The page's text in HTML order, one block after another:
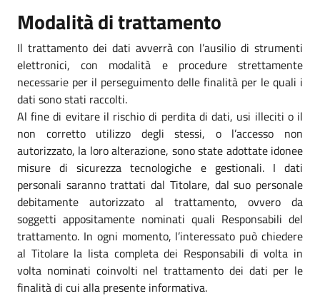
Modalità di trattamento
Il trattamento dei dati avverrà con l’ausilio di strumenti
elettronici, con modalità e procedure strettamente
necessarie per il perseguimento delle finalità per le quali i
dati sono stati raccolti.
Al fine di evitare il rischio di perdita di dati, usi illeciti o il
non corretto utilizzo degli stessi, o l’accesso non
autorizzato, la loro alterazione, sono state adottate idonee
misure di sicurezza tecnologiche e gestionali. I dati
personali saranno trattati dal Titolare, dal suo personale
debitamente autorizzato al trattamento, ovvero da
soggetti appositamente nominati quali Responsabili del
trattamento. In ogni momento, l’interessato può chiedere
al Titolare la lista completa dei Responsabili di volta in
volta nominati coinvolti nel trattamento dei dati per le
finalità di cui alla presente informativa.